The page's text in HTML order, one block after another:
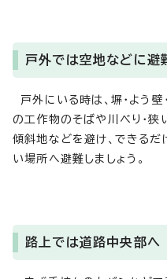
戸外では空地などに避
戸外にいる時は、塀・よう壁
の工作物のそばや川べり・狭
傾斜地などを避け、できるだ
い場所へ避難しましょう。
路上では道路中央部へ